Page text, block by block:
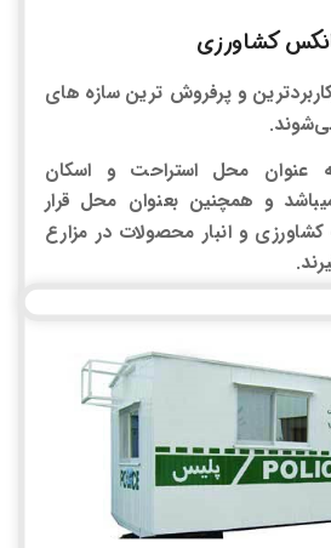
کشاورزی
و پرفروش ترین سازه های
عنوان محل استراحت و اسکان
و همچنین بعنوان محل قرار
و انبار محصولات در مزارع